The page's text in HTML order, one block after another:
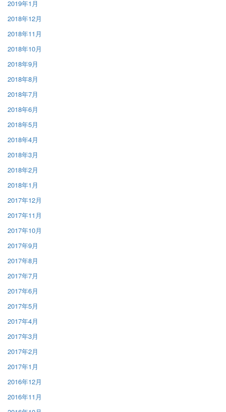
2019年1月
2018年12月
2018年11月
2018年10月
2018年9月
2018年8月
2018年7月
2018年6月
2018年5月
2018年4月
2018年3月
2018年2月
2018年1月
2017年12月
2017年11月
2017年10月
2017年9月
2017年8月
2017年7月
2017年6月
2017年5月
2017年4月
2017年3月
2017年2月
2017年1月
2016年12月
2016年11月